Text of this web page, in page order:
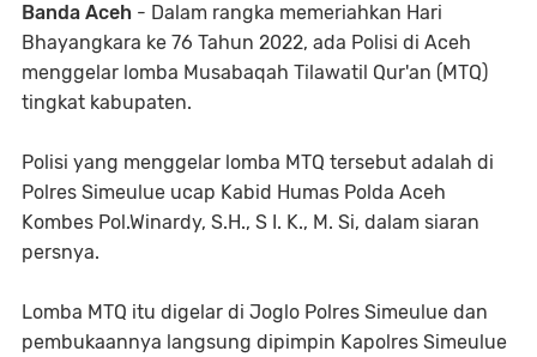
Banda Aceh - Dalam rangka memeriahkan Hari
Bhayangkara ke 76 Tahun 2022, ada Polisi di Aceh
menggelar lomba Musabaqah Tilawatil Qur'an (MTQ)
tingkat kabupaten.
Polisi yang menggelar lomba MTQ tersebut adalah di
Polres Simeulue ucap Kabid Humas Polda Aceh
Kombes Pol.Winardy, S.H., S I. K., M. Si, dalam siaran
persnya.
Lomba MTQ itu digelar di Joglo Polres Simeulue dan
pembukaannya langsung dipimpin Kapolres Simeulue